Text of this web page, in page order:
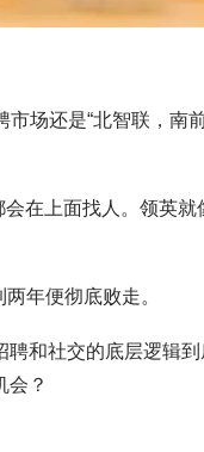
场还是“北智联，南
会在上面找人。领英就
年便彻底败走。
聘和社交的底层逻辑到
会？